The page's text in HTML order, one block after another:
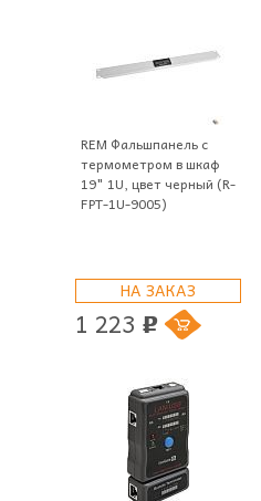
REM Фальшпанель с
термометром в шкаф
19" 1U, цвет черный (R-
FPT-1U-9005)
НА ЗАКАЗ
1 223 p